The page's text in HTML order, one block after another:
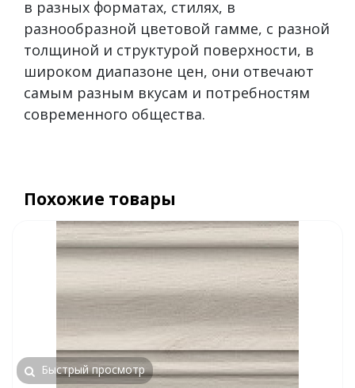
в разных форматах, стилях, в
разнообразной цветовой гамме, с разной
толщиной и структурой поверхности, в
широком диапазоне цен, они отвечают
самым разным вкусам и потребностям
современного общества.
Похожие товары
Быстрый просмотр